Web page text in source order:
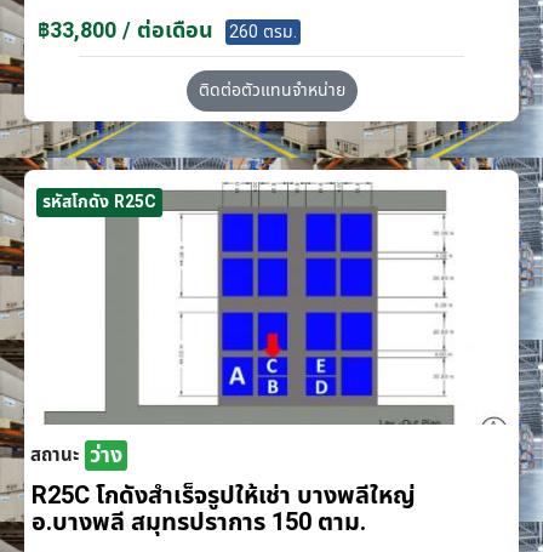
฿33,800 / ต่อเดือน 260 ตรม.
ติดต่อตัวแทนจำหน่าย
รหัสโกดัง R25C
สถานะ ว่าง
R25C โกดังสำเร็จรูปให้เช่า บางพลีใหญ่
อ.บางพลี สมุทรปราการ 150 ตาม.